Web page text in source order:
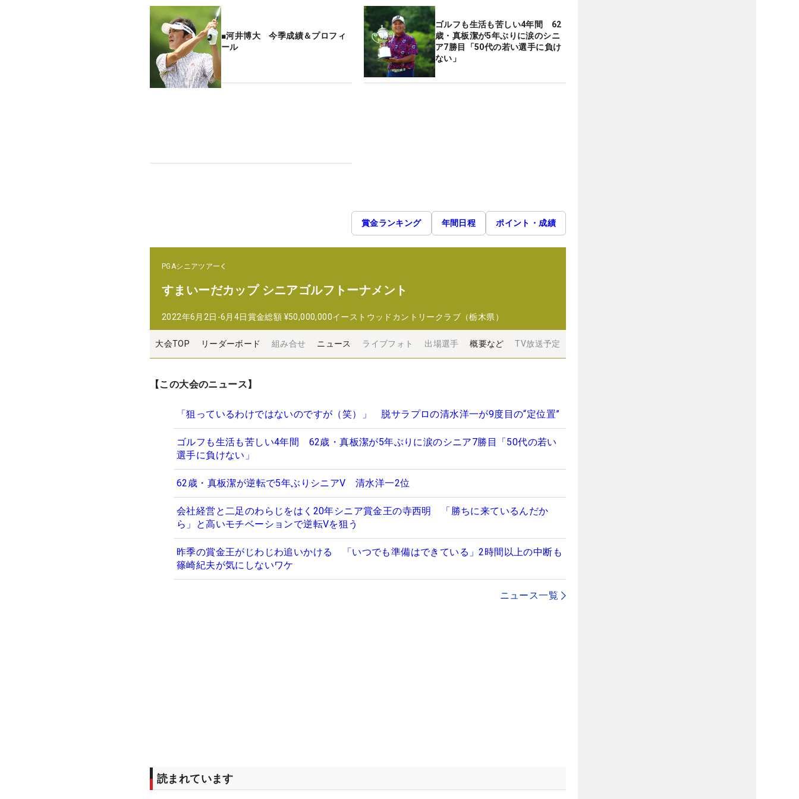
■河井博大 今季成績＆プロフィ
ール
ゴルフも生活も苦しい4年間 62
歳・真板潔が5年ぶりに涙のシニ
ア7勝目「50代の若い選手に負け
ない」
賞金ランキング 年間日程 ポイント・成績
PGAシニアツアー
すまいーだカップ シニアゴルフトーナメント
2022年6月2日-6月4日賞金総額 ¥50,000,000イーストウッドカントリークラブ（栃木県）
大会TOP リーダーボード 組み合せ ニュース ライブフォト 出場選手 概要など TV放送予定
【この大会のニュース】
「狙っているわけではないのですが（笑）」 脱サラプロの清水洋一が9度目の“定位置”
ゴルフも生活も苦しい4年間 62歳・真板潔が5年ぶりに涙のシニア7勝目「50代の若い
選手に負けない」
62歳・真板潔が逆転で5年ぶりシニアV 清水洋一2位
会社経営と二足のわらじをはく20年シニア賞金王の寺西明 「勝ちに来ているんだか
ら」と高いモチベーションで逆転Vを狙う
昨季の賞金王がじわじわ追いかける 「いつでも準備はできている」2時間以上の中断も
篠崎紀夫が気にしないワケ
ニュース一覧
読まれています